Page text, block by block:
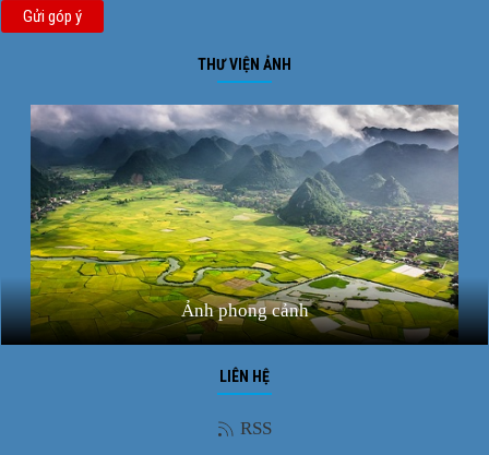
Gửi góp ý
THƯ VIỆN ẢNH
Ảnh phong cảnh
LIÊN HỆ
RSS